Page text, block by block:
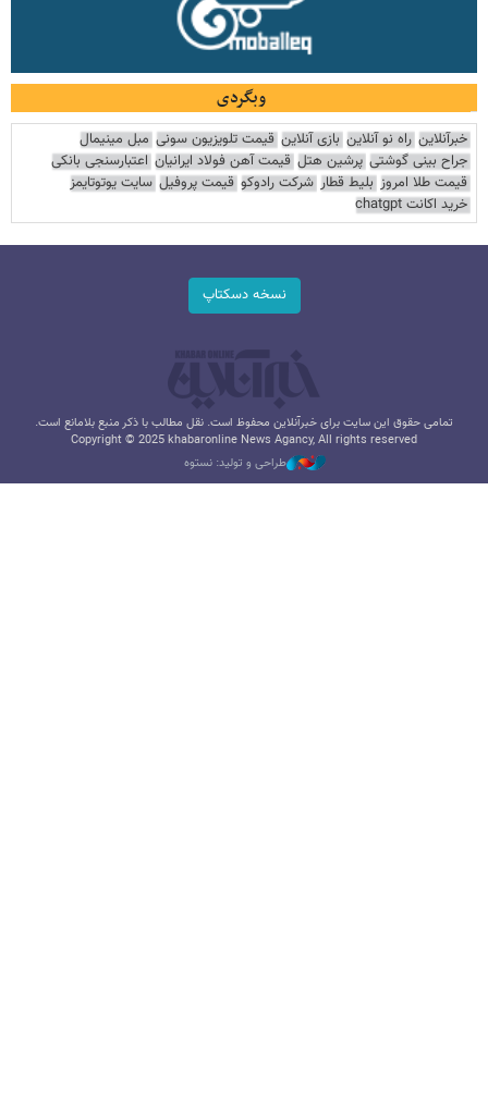
وبگردی
خبرآنلاین راه نو آنلاین بازی آنلاین قیمت تلویزیون سونی مبل مینیمال
جراح بینی گوشتی پرشین هتل قیمت آهن فولاد ایرانیان اعتبارسنجی بانکی
قیمت طلا امروز بلیط قطار شرکت رادوکو قیمت پروفیل سایت یوتوتایمز
خرید اکانت chatgpt
نسخه دسکتاپ
تمامی حقوق این سایت برای خبرآنلاین محفوظ است. نقل مطالب با ذکر منبع بلامانع است.
Copyright © 2025 khabaronline News Agancy, All rights reserved
طراحی و تولید: نستوه